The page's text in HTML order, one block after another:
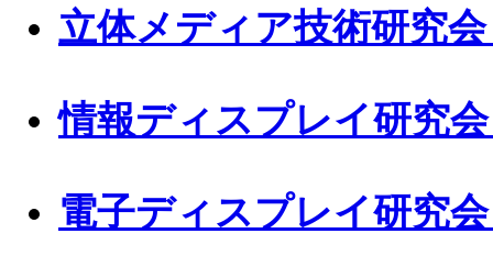
立体メディア技術研究
情報ディスプレイ研究
電子ディスプレイ研究